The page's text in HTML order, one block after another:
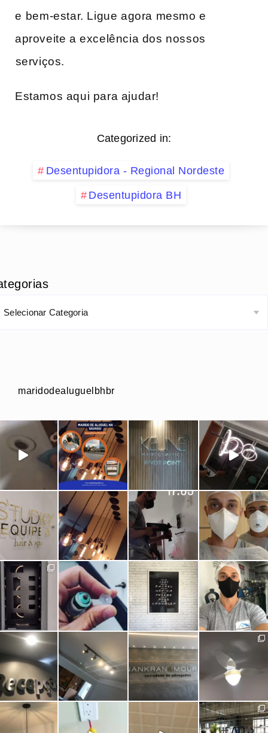
e⁣ bem-estar. Ligue agora mesmo e
aproveite a excelência dos nossos
⁤serviços.
Estamos aqui para ajudar!
Categorized in:
Desentupidora - Regional Nordeste
Desentupidora BH
maridodealuguelbhbr